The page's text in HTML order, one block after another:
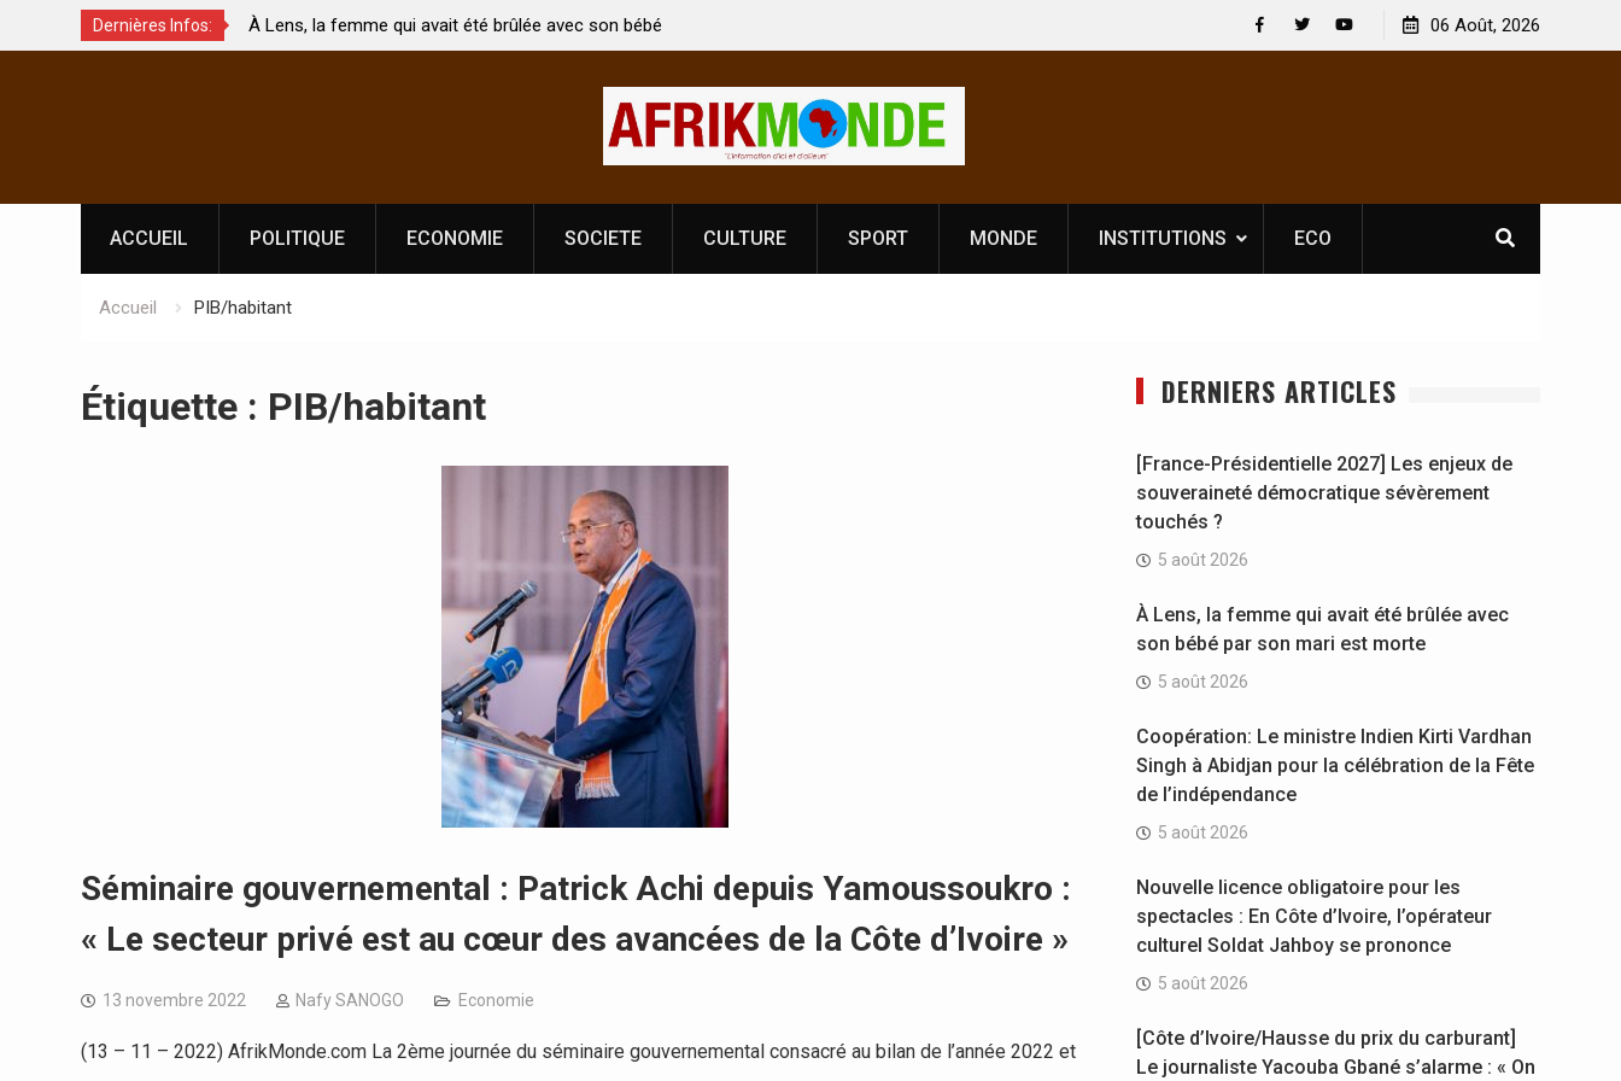
Dernières Infos:
touchés ?
À Lens, la femme qui avait été brûlée avec son bébé
par son mari est morte
Coopération: Le ministre Indien Kirti Vardhan Singh à
Abidjan pour la célébration de la Fête de
l’indépendance
Nouvelle licence obligatoire pour les spectacles : En
Côte d’Ivoire, l’opérateur culturel Soldat Jahboy se
06 Août, 2026
ACCUEIL POLITIQUE ECONOMIE SOCIETE CULTURE SPORT MONDE INSTITUTIONS ECO
Accueil PIB/habitant
Étiquette : PIB/habitant
Séminaire gouvernemental : Patrick Achi depuis Yamoussoukro :
« Le secteur privé est au cœur des avancées de la Côte d’Ivoire »
13 novembre 2022 Nafy SANOGO Economie
(13 – 11 – 2022) AfrikMonde.com La 2ème journée du séminaire gouvernemental consacré au bilan de l’année 2022 et
DERNIERS ARTICLES
[France-Présidentielle 2027] Les enjeux de
souveraineté démocratique sévèrement
touchés ?
5 août 2026
À Lens, la femme qui avait été brûlée avec
son bébé par son mari est morte
5 août 2026
Coopération: Le ministre Indien Kirti Vardhan
Singh à Abidjan pour la célébration de la Fête
de l’indépendance
5 août 2026
Nouvelle licence obligatoire pour les
spectacles : En Côte d’Ivoire, l’opérateur
culturel Soldat Jahboy se prononce
5 août 2026
[Côte d’Ivoire/Hausse du prix du carburant]
Le journaliste Yacouba Gbané s’alarme : « On